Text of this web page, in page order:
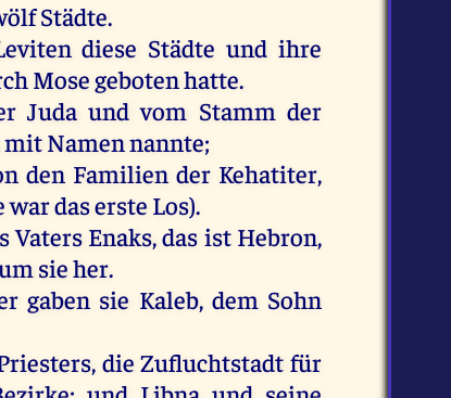
Städte.
diese Städte und ihre
Mosegebotenhatte.
Juda und vom Stamm der
mitNamennannte;
den Familien derKehatiter,
wardaserste Los).
Vaters Enaks,das ist Hebron,
sieher.
gaben sie Kaleb, dem Sohn
, die Zufluchtstadt für